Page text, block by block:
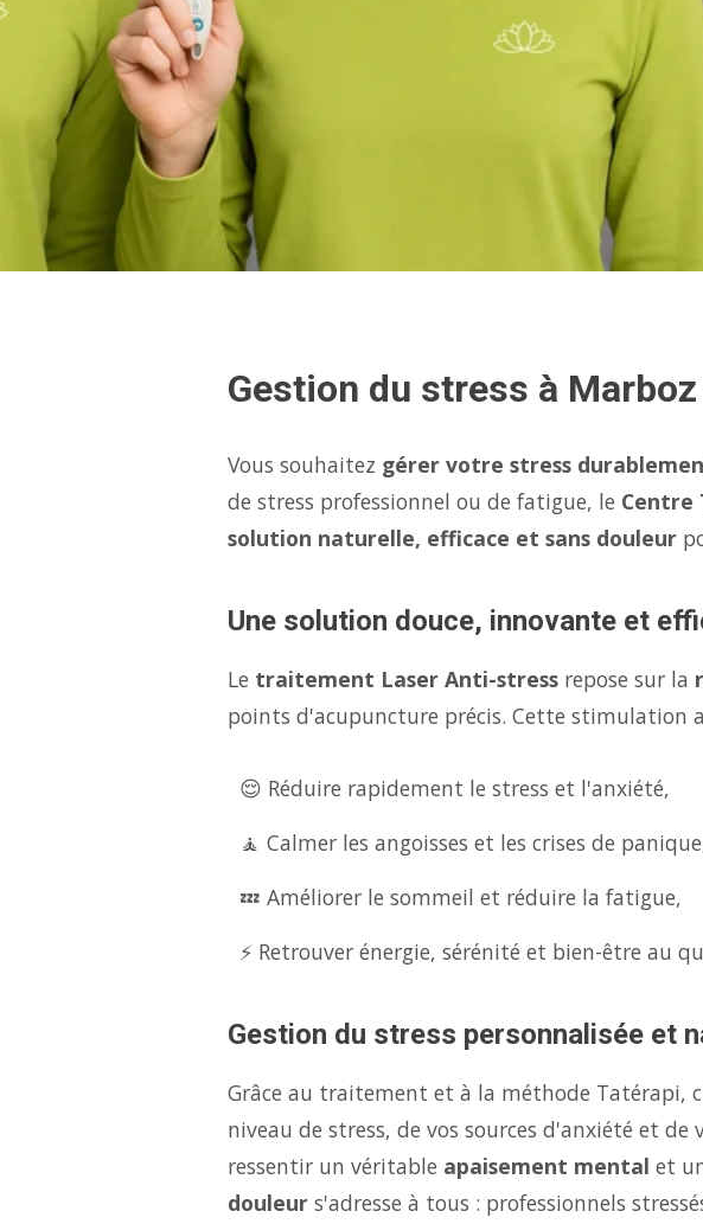
Gestion du stress à
Vous souhaitez gérer votre stress
de stress professionnel ou de fatigue, le Centre
solution naturelle, efficace et sans douleur
Une solution douce, innovante et
Le traitement Laser Anti-stress repose sur la
points d'acupuncture précis. Cette stimulation
😌 Réduire rapidement le stress et l'anxiété,
🧘 Calmer les angoisses et les crises de
💤 Améliorer le sommeil et réduire la fatigue,
⚡ Retrouver énergie, sérénité et bien-être au
Gestion du stress personnalisée et
Grâce au traitement et à la méthode Tatérapi,
niveau de stress, de vos sources d'anxiété et de
ressentir un véritable apaisement mental et
douleur s'adresse à tous : professionnels